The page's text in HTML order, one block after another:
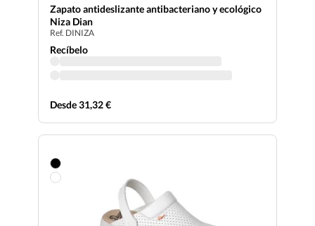
Zapato antideslizante antibacteriano y ecológico
Niza Dian
Ref. DINIZA
Recíbelo
Desde 31,32 €